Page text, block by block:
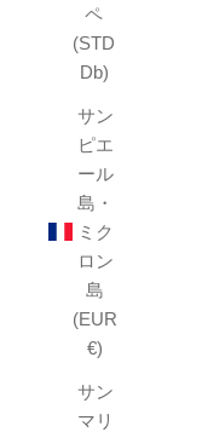
ペ
(STD
Db)
サン
ピエ
ール
島・
ミク
ロン
島
(EUR
€)
サン
マリ